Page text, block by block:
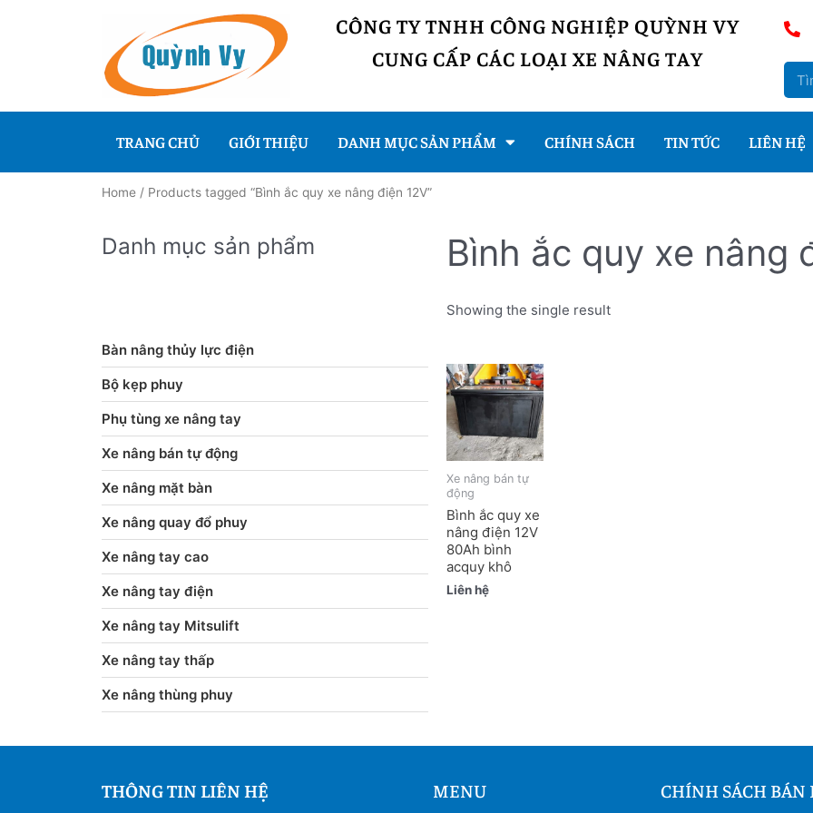
CÔNG TY TNHH CÔNG NGHIỆP QUỲNH VY
CUNG CẤP CÁC LOẠI XE NÂNG TAY
TRANG CHỦ GIỚI THIỆU DANH MỤC SẢN PHẨM CHÍNH SÁCH TIN TỨC LIÊN HỆ
Home / Products tagged “Bình ắc quy xe nâng điện 12V”
Danh mục sản phẩm
Bàn nâng thủy lực điện
Bộ kẹp phuy
Phụ tùng xe nâng tay
Xe nâng bán tự động
Xe nâng mặt bàn
Xe nâng quay đổ phuy
Xe nâng tay cao
Xe nâng tay điện
Xe nâng tay Mitsulift
Xe nâng tay thấp
Xe nâng thùng phuy
Bình ắc quy xe nâng
Showing the single result
Xe nâng bán tự
động
Bình ắc quy xe
nâng điện 12V
80Ah bình
acquy khô
Liên hệ
THÔNG TIN LIÊN HỆ MENU CHÍNH SÁCH BÁN